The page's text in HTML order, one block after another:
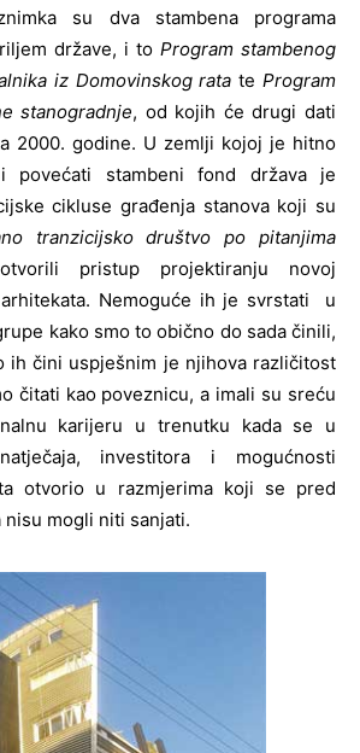
su dva stambena programa
države, i to Program stambenog
iz Domovinskog rata teProgram
stanogradnje, od kojih će drugi dati
2000. godine. U zemlji kojoj je hitno
povećati stambeni fond država je
cikluse građenja stanova koji su
tranzicijsko društvo po pitanjima
pristup projektiranju novoj
Nemoguće ih je svrstati u
kako smo to obično do sada činili,
ih čini uspješnim je njihova različitost
čitati kao poveznicu, a imali su sreću
karijeru u trenutku kada se u
investitora i mogućnosti
otvorio u razmjerima koji se pred
mogli niti sanjati.